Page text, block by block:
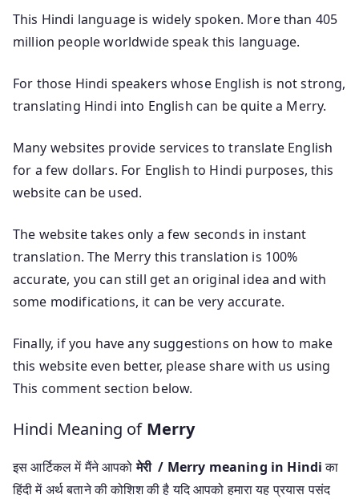
This Hindi language is widely spoken. More than 405
million people worldwide speak this language.
For those Hindi speakers whose English is not strong,
translating Hindi into English can be quite a Merry.
Many websites provide services to translate English
for a few dollars. For English to Hindi purposes, this
website can be used.
The website takes only a few seconds in instant
translation. The Merry this translation is 100%
accurate, you can still get an original idea and with
some modifications, it can be very accurate.
Finally, if you have any suggestions on how to make
this website even better, please share with us using
This comment section below.
Hindi Meaning of Merry
इस आर्टिकल में मैंने आपकोमेरी / Merry meaning in Hindiका
हिंदी में अर्थ बताने की कोशिश की है यदि आपको हमारा यह प्रयास पसंद